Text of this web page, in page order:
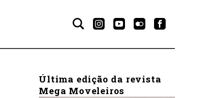
Última edição da revista
Mega Moveleiros